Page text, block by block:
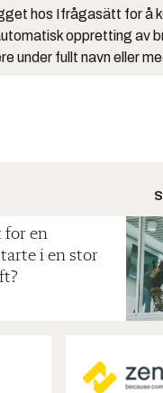
hos Ifrågasätt for å
oppretting av
under fullt navn eller
for en
i en stor